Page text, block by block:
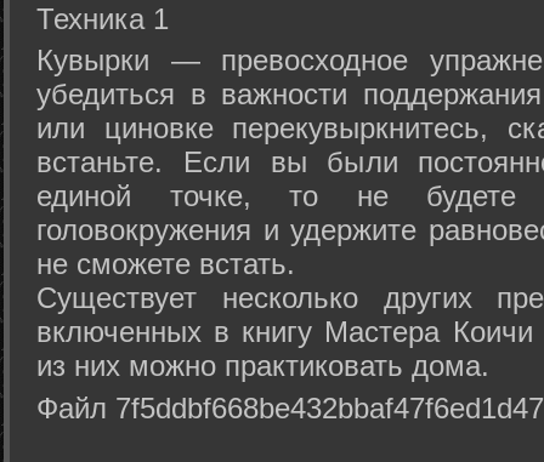
Техника 1
Кувырки — превосходное
убедиться в важности
или циновке перекувыркнитесь,
встаньте. Если вы были
единой точке, то не будете
головокружения и удержите
не сможете встать.
Существует несколько других
включенных в книгу Мастера
из них можно практиковать дома.
Файл